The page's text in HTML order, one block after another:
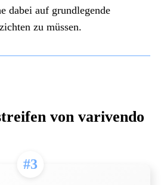
dabei auf grundlegende
zu müssen.
von varivendo
#3